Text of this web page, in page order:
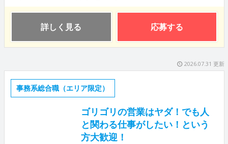
詳しく見る 応募する
2026.07.31 更新
事務系総合職（エリア限定）
ゴリゴリの営業はヤダ！でも人
と関わる仕事がしたい！という
方大歓迎！